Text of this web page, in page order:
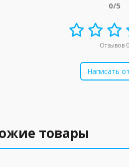
0/5
Отзывов 0
Написать
товары